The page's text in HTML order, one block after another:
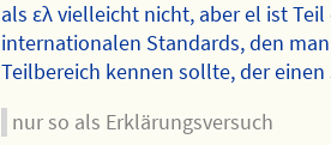
als ελ vielleicht nicht, aber el ist Teil
internationalen Standards, den
Teilbereich kennen sollte, der
nur so als Erklärungsversuch